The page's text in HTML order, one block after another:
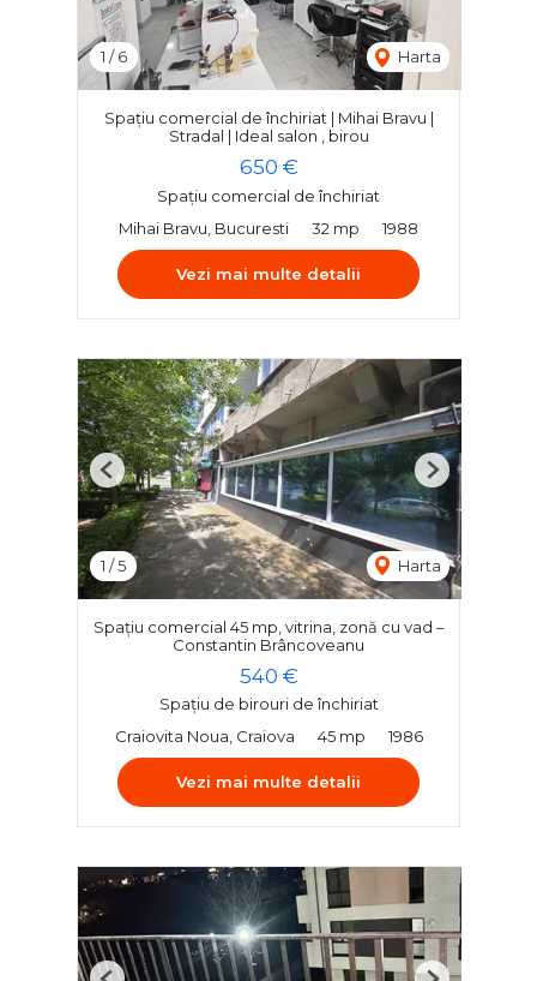
1 /6 Harta
Spațiu comercial de închiriat | Mihai Bravu |
Stradal | Ideal salon , birou
650 €
Spațiu comercial de închiriat
Mihai Bravu, Bucuresti
32 mp 1988
Vezi mai multe detalii
1 /5 Harta
Previous Next
Spațiu comercial 45 mp, vitrina, zonă cu vad –
Constantin Brâncoveanu
540 €
Spațiu de birouri de închiriat
Craiovita Noua, Craiova
45 mp 1986
Vezi mai multe detalii